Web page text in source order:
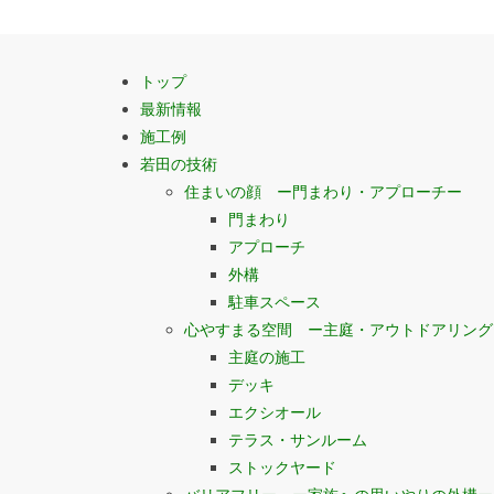
トップ
最新情報
施工例
若田の技術
住まいの顔 ー門まわり・アプローチー
門まわり
アプローチ
外構
駐車スペース
心やすまる空間 ー主庭・アウトドアリン
主庭の施工
デッキ
エクシオール
テラス・サンルーム
ストックヤード